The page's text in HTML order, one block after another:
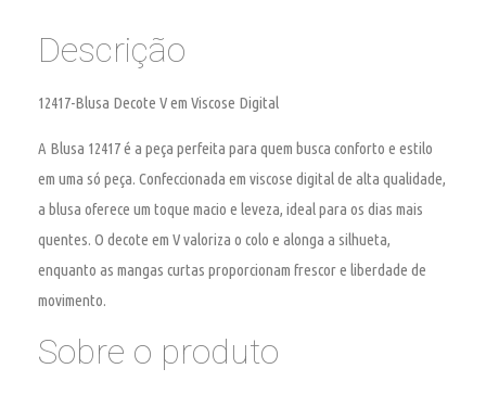
Descrição
12417-Blusa Decote V em Viscose Digital
A Blusa 12417 é a peça perfeita para quem busca conforto e estilo
em uma só peça. Confeccionada em viscose digital de alta qualidade,
a blusa oferece um toque macio e leveza, ideal para os dias mais
quentes. O decote em V valoriza o colo e alonga a silhueta,
enquanto as mangas curtas proporcionam frescor e liberdade de
movimento.
Sobre o produto